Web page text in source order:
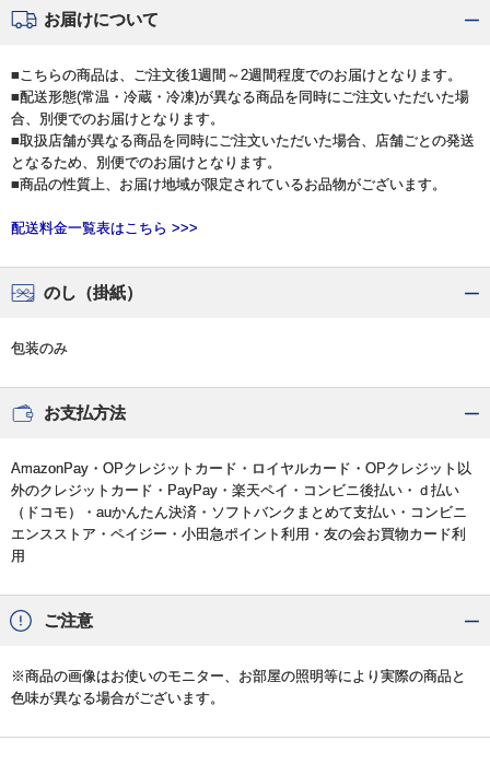
お届けについて
■こちらの商品は、ご注文後1週間～2週間程度でのお届けとなります。
■配送形態(常温・冷蔵・冷凍)が異なる商品を同時にご注文いただいた場
合、別便でのお届けとなります。
■取扱店舗が異なる商品を同時にご注文いただいた場合、店舗ごとの発送
となるため、別便でのお届けとなります。
■商品の性質上、お届け地域が限定されているお品物がございます。
配送料金一覧表はこちら >>>
のし（掛紙）
包装のみ
お支払方法
AmazonPay・OPクレジットカード・ロイヤルカード・OPクレジット以
外のクレジットカード・PayPay・楽天ペイ・コンビニ後払い・ｄ払い
（ドコモ）・auかんたん決済・ソフトバンクまとめて支払い・コンビニ
エンスストア・ペイジー・小田急ポイント利用・友の会お買物カード利
用
ご注意
※商品の画像はお使いのモニター、お部屋の照明等により実際の商品と
色味が異なる場合がございます。